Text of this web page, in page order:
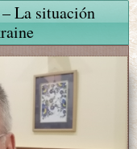
La situación